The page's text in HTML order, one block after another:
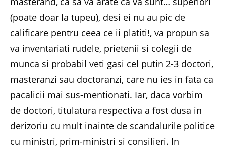
(poate doar la tupeu), desi ei nu au pic de
calificare pentru ceea ce ii platiti!, va propun sa
va inventariati rudele, prietenii si colegii de
munca si probabil veti gasi cel putin 2-3 doctori,
masteranzi sau doctoranzi, care nu ies in fata ca
pacalicii mai sus-mentionati. Iar, daca vorbim
de doctori, titulatura respectiva a fost dusa in
derizoriu cu mult inainte de scandalurile politice
cu ministri, prim-ministri si consilieri. In